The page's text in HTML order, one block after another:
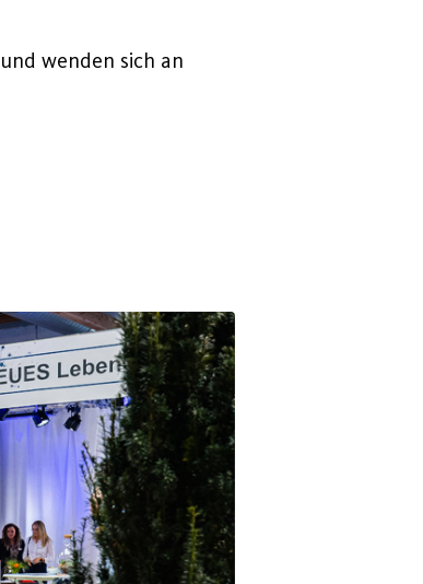
wenden sich an